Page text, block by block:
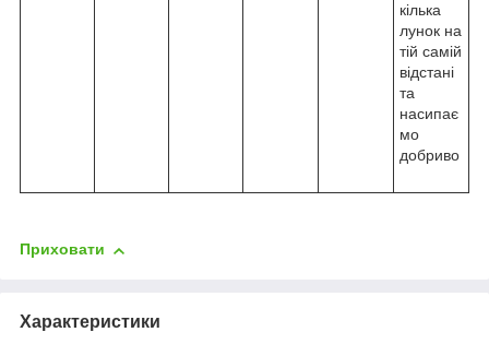
кілька
лунок на
тій самій
відстані
та
насипає
мо
добриво
Приховати
Характеристики